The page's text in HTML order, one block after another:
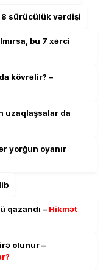
8 sürücülük vərdişi
bu 7 xərci
kövrəlir? –
uzaqlaşsalar da
yorğun oyanır
qazandı – Hikmət
olunur –